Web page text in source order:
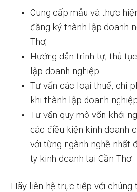
Cung cấp mẫu và thực
đăng ký thành lập doanh
Thơ;
Hướng dẫn trình tự, thủ
lập doanh nghiệp
Tư vấn các loại thuế, chi
khi thành lập doanh nghiệp
Tư vấn quy mô vốn khởi
các điều kiện kinh doanh
với từng ngành nghề nhất
ty kinh doanh tại Cần Thơ
Hãy liên hệ trực tiếp với chúng